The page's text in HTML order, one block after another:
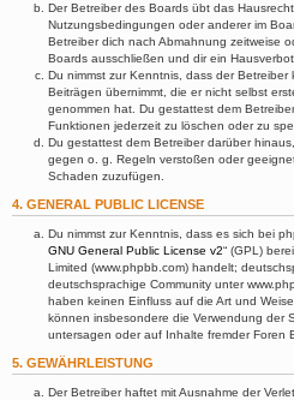
Der Betreiber des Boards übt das
Nutzungsbedingungen oder anderer im
Betreiber dich nach Abmahnung zeitweise
Boards ausschließen und dir ein Hausverbot
Du nimmst zur Kenntnis, dass der
Beiträgen übernimmt, die er nicht selbst
genommen hat. Du gestattest dem
Funktionen jederzeit zu löschen oder zu
Du gestattest dem Betreiber darüber
gegen o. g. Regeln verstoßen oder
Schaden zuzufügen.
4. GENERAL PUBLIC LICENSE
Du nimmst zur Kenntnis, dass es sich bei
GNU General Public License v2“ (GPL)
Limited (www.phpbb.com) handelt;
deutschsprachige Community unter
haben keinen Einfluss auf die Art und
können insbesondere die Verwendung der
untersagen oder auf Inhalte fremder Foren
5. GEWÄHRLEISTUNG
Der Betreiber haftet mit Ausnahme der